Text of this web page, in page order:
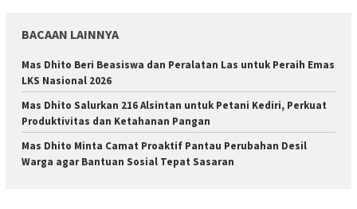
BACAAN LAINNYA
Mas Dhito Beri Beasiswa dan Peralatan Las untuk Peraih Emas
LKS Nasional 2026
Mas Dhito Salurkan 216 Alsintan untuk Petani Kediri, Perkuat
Produktivitas dan Ketahanan Pangan
Mas Dhito Minta Camat Proaktif Pantau Perubahan Desil
Warga agar Bantuan Sosial Tepat Sasaran